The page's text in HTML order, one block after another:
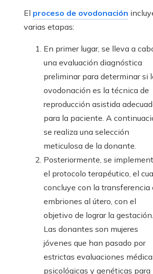
El proceso de ovodonación
varias etapas:
En primer lugar, se lleva a
una evaluación diagnóstica
preliminar para determinar si
ovodonación es la técnica de
reproducción asistida
para la paciente. A
se realiza una selección
meticulosa de la donante.
Posteriormente, se
el protocolo terapéutico, el
concluye con la transferencia
embriones al útero, con el
objetivo de lograr la gestación.
Las donantes son mujeres
jóvenes que han pasado por
estrictas evaluaciones
psicológicas y genéticas para